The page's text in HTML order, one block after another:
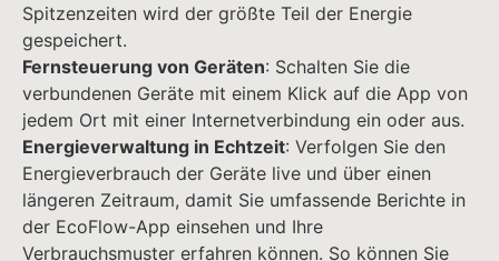
Spitzenzeiten wird der größte Teil der Energie
gespeichert.
Fernsteuerung von Geräten: Schalten Sie die
verbundenen Geräte mit einem Klick auf die App von
jedem Ort mit einer Internetverbindung ein oder aus.
Energieverwaltung in Echtzeit: Verfolgen Sie den
Energieverbrauch der Geräte live und über einen
längeren Zeitraum, damit Sie umfassende Berichte in
der EcoFlow-App einsehen und Ihre
Verbrauchsmuster erfahren können. So können Sie